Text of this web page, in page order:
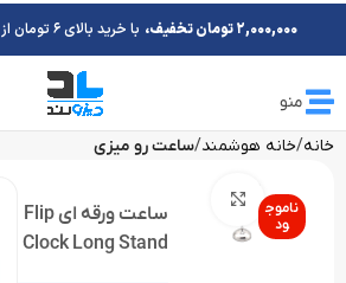
منو
خانه خانه هوشمند ساعت رو میزی
ناموج
ود
ساعت ورقه ای Flip
Clock Long Stand
2,000,000 تومان تخفیف، با خرید بالای 6 تومان از دیجی پی